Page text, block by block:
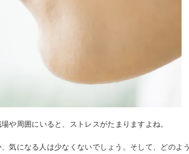
や周囲にいると、ストレスがたまりますよね。
気になる人は少なくないでしょう。そして、どのよう